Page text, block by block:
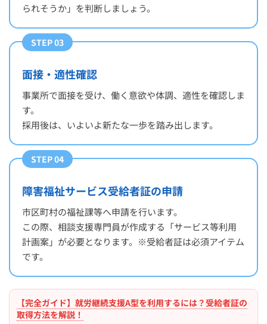
られそうか」を判断しましょう。
STEP 03
面接・適性確認
事業所で面接を受け、働く意欲や体調、適性を確認しま
す。
採用後は、いよいよ新たな一歩を踏み出します。
STEP 04
障害福祉サービス受給者証の申請
市区町村の福祉課等へ申請を行います。
この際、相談支援専門員が作成する「サービス等利用
計画案」が必要となります。※受給者証は必須アイテム
です。
【完全ガイド】就労継続支援A型を利用するには？受給者証の
取得方法を解説！